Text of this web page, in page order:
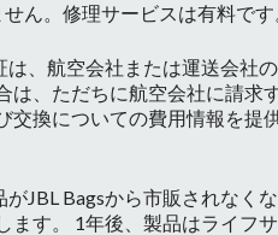
ん。修理サービスは有料です
は、航空会社または運送会社
は、ただちに航空会社に請
交換についての費用情報を
がJBL Bagsから市販されな
ます。 1年後、製品はライ